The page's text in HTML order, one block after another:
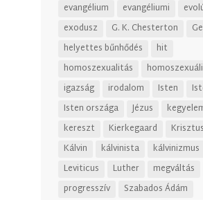
evangélium
evangéliumi
exodusz
G. K. Chesterton
helyettes bűnhődés
hit
homoszexualitás
igazság
irodalom Isten
Isten országa
Jézus
kereszt
Kierkegaard
Kálvin
kálvinista
kálvinizmus
Leviticus
Luther megváltás
progresszív
Szabados Ádám